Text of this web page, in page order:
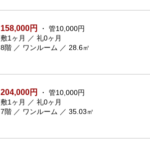
158,000円
・ 管10,000円
敷1ヶ月 ／ 礼0ヶ月
8階 ／ ワンルーム ／ 28.6㎡
204,000円
・ 管10,000円
敷1ヶ月 ／ 礼0ヶ月
7階 ／ ワンルーム ／ 35.03㎡